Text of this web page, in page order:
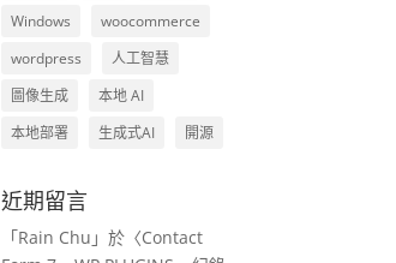
Windows
woocommerce
wordpress
人工智慧
圖像生成
本地 AI
本地部署
生成式AI 開源
近期留言
「Rain Chu 」於〈Contact